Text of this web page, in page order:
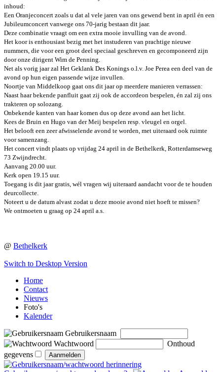
inhoud:
Een Oranjeconcert zoals u dat al vele jaren van ons gewend bent in april én een
Jubileumconcert vanwege ons 70-jarig bestaan dit jaar.
Deze combinatie vraagt om een extra mooie invulling van de avond.
Het koor is enthousiast bezig met het instuderen van prachtige nieuwe
nummers, die voor een groot deel speciaal geschreven en gecomponeerd zijn
door onze dirigent Wim de Penning.
Net als vorig jaar zal Het Geklank Des Konings o.l.v. Joe Perea een deel van de
avond op hun eigen passende wijze invullen.
Noortje van Middelkoop gaat ons dit jaar op meerdere manieren verrassen:
Naast haar bekende panfluit gaat zij ook de accordeon bespelen, én zal zij ons
trakteren op solozang.
Onbekende kanten van haar komen dus op deze avond aan het licht.
Kees de Bruin en Hugo van der Meij bespelen resp. vleugel en orgel.
Het belooft een zeer afwisselende avond te worden, met uiteraard ook ruimte
voor samenzang.
Het concert vindt plaats op vrijdag 24 april in de Bethelkerk, Rotterdamseweg
73 Zwijndrecht.
Aanvang 20.00 uur.
Kerk open 19.15 uur.
Toegang is dit jaar gratis, wél vragen wij uiteraard aandacht voor de te houden
deurcollecte.
Noteert u de datum alvast zodat u deze mooie avond niet hoeft te missen?
We ontmoeten u graag op 24 april a.s.
@ Bethelkerk
Switch to Desktop Version
Home
Contact
Nieuws
Foto's
Kalender
Gebruikersnaam
Wachtwoord
Onthoud
gegevens